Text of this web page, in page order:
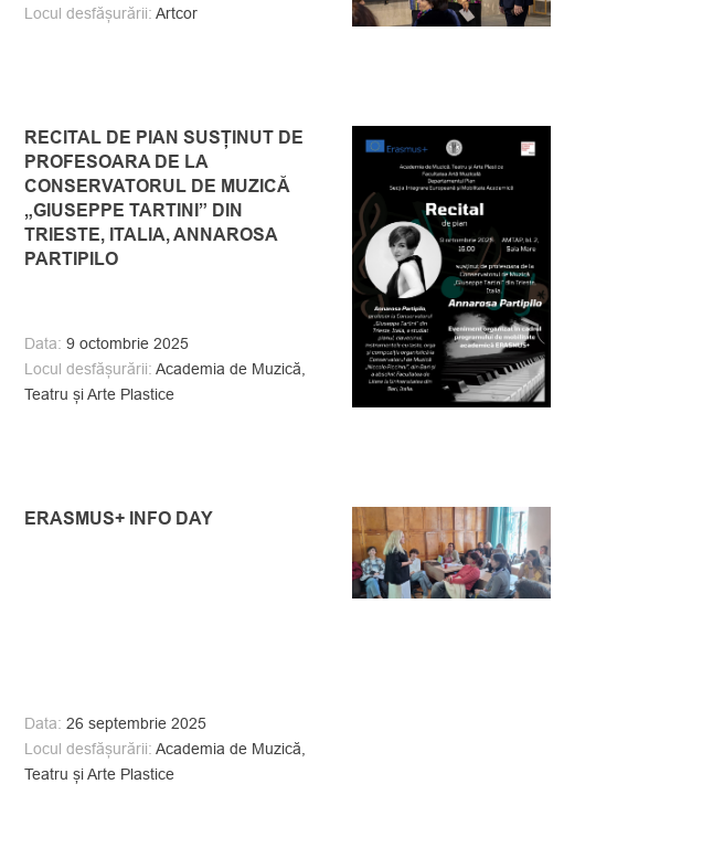
Locul desfășurării: Artcor
RECITAL DE PIAN SUSȚINUT DE
PROFESOARA DE LA
CONSERVATORUL DE MUZICĂ
„GIUSEPPE TARTINI” DIN
TRIESTE, ITALIA, ANNAROSA
PARTIPILO
Data: 9 octombrie 2025
Locul desfășurării: Academia de Muzică,
Teatru și Arte Plastice
ERASMUS+ INFO DAY
Data: 26 septembrie 2025
Locul desfășurării: Academia de Muzică,
Teatru și Arte Plastice